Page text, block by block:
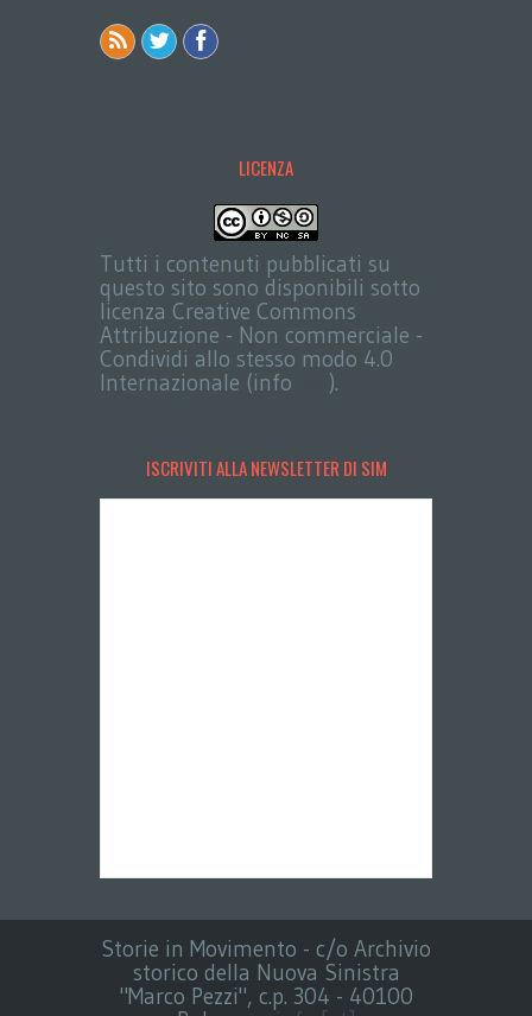
LICENZA
Tutti i contenuti pubblicati su
questo sito sono disponibili sotto
licenza Creative Commons
Attribuzione - Non commerciale -
Condividi allo stesso modo 4.0
Internazionale (info
).
ISCRIVITI ALLA NEWSLETTER DI SIM
Storie in Movimento - c/o Archivio
storico della Nuova Sinistra
"Marco Pezzi", c.p. 304 - 40100